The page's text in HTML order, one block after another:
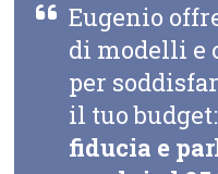
Eugenio
di modelli e
per
il tuo budget:
fiducia e